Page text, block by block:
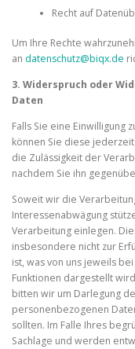
Recht auf
Um Ihre Rechte
an datenschutz@biqx.de
3. Widerspruch oder
Daten
Falls Sie eine Einwilligung
können Sie diese
die Zulässigkeit der
nachdem Sie ihn
Soweit wir die
Interessenabwägung
Verarbeitung einlegen.
insbesondere nicht zur
ist, was von uns jeweils
Funktionen dargestellt
bitten wir um Darlegung
personenbezogenen
sollten. Im Falle Ihres
Sachlage und werden